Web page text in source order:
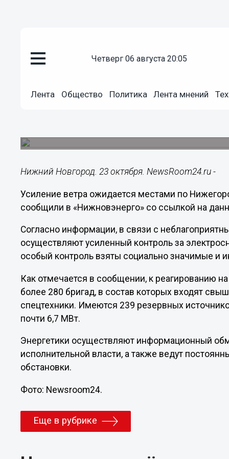
четверг 06 августа 20:05
Лента Общество Политика Лента мнений
23.10.202421:16
Нижний Новгород. 23 октября. NewsRoom24.ru -
Усиление ветра ожидается местами по
сообщили в «Нижновэнерго» со ссылкой на
Согласно информации, в связи с
осуществляют усиленный контроль за
особый контроль взяты социально значимые и
Как отмечается в сообщении, к реагированию
более 280 бригад, в состав которых входят
спецтехники. Имеются 239 резервных
почти 6,7 МВт.
Энергетики осуществляют информационный
исполнительной власти, а также ведут
обстановки.
Фото: Newsroom24.
Еще в рубрике